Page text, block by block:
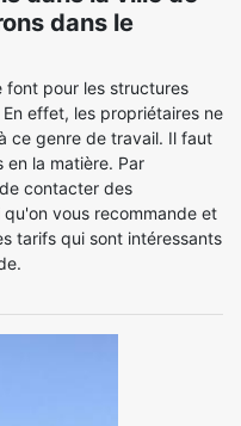
dans le
font pour les structures
effet, les propriétaires ne
ce genre de travail. Il faut
la matière. Par
contacter des
vous recommande et
tarifs qui sont intéressants